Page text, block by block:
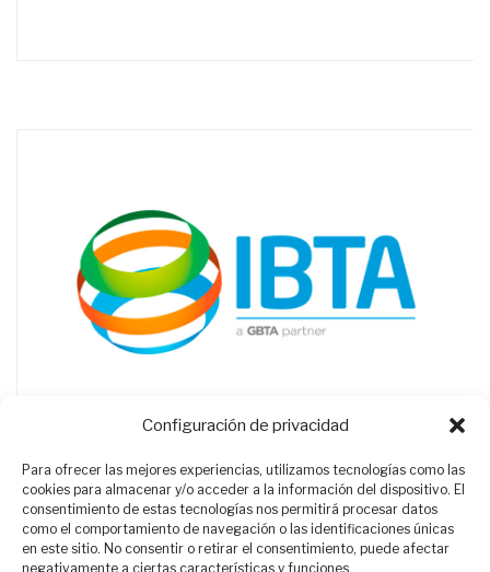
Configuración de privacidad
Para ofrecer las mejores experiencias, utilizamos tecnologías como las
cookies para almacenar y/o acceder a la información del dispositivo. El
consentimiento de estas tecnologías nos permitirá procesar datos
como el comportamiento de navegación o las identificaciones únicas
en este sitio. No consentir o retirar el consentimiento, puede afectar
negativamente a ciertas características y funciones.